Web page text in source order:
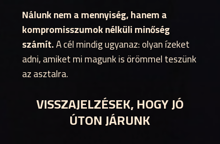
Nálunk nem a mennyiség, hanem a
kompromisszumok nélküli minőség
számít.A cél mindig ugyanaz: olyan ízeket
adni, amiket mi magunk is örömmel teszünk
az asztalra.
VISSZAJELZÉSEK, HOGY JÓ
ÚTON JÁRUNK